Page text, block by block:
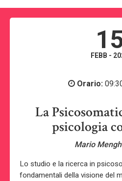
FEBB -
Orario:
La
psicologia
Mario
Lo studio e la ricerca in
fondamentali della visione del